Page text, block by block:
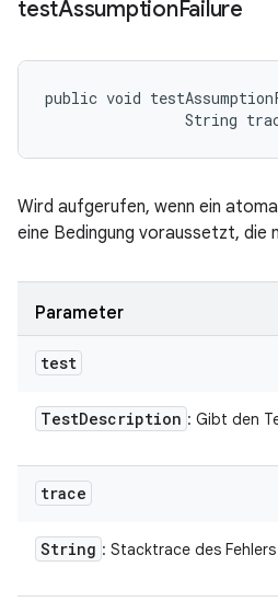
testAssumptionFailure
public void
String
Wird aufgerufen, wenn ein
eine Bedingung voraussetzt, die
Parameter
test
TestDescription : Gibt den
trace
String : Stacktrace des Fehlers